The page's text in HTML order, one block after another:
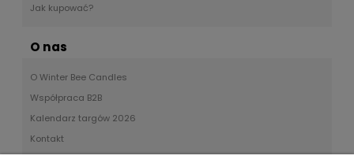
Jak kupować?
O nas
O Winter Bee Candles
Współpraca B2B
Kalendarz targów 2026
Kontakt